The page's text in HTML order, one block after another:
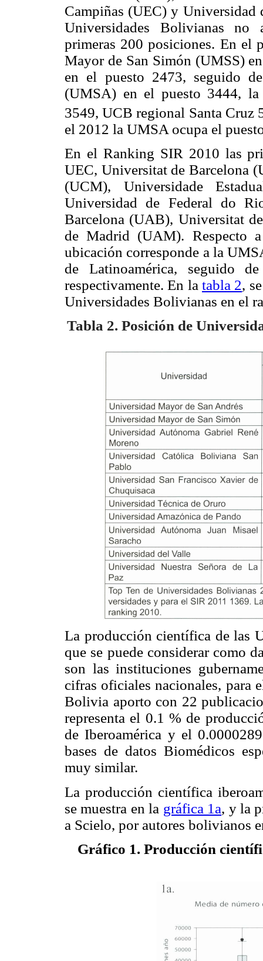
Campiñas (UEC) y
Universidades Bolivianas no
primeras 200 posiciones. En el
Mayor de San Simón (UMSS)
en el puesto 2473, seguido
(UMSA) en el puesto 3444,
3549, UCB regional Santa Cruz
el 2012 la UMSA ocupa el
En el Ranking SIR 2010 las
UEC, Universitat de Barcelona
(UCM), Universidade
Universidad de Federal do
Barcelona (UAB), Universitat
de Madrid (UAM). Respecto
ubicación corresponde a la
de Latinoamérica, seguido
respectivamente. En la tabla 2,
Universidades Bolivianas en el
Tabla 2. Posición de
La producción científica de las
que se puede considerar como
son las instituciones
cifras oficiales nacionales, para
Bolivia aporto con 22
representa el 0.1 % de
de Iberoamérica y el
bases de datos Biomédicos
muy similar.
La producción científica
se muestra en la gráfica 1a, y la
a Scielo, por autores bolivianos
Gráfico 1. Producción